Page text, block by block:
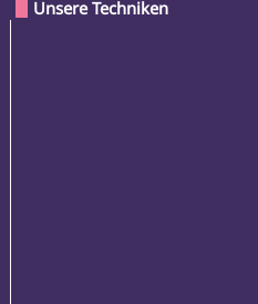
Unsere Techniken